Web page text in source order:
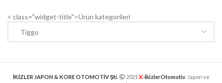
< class="widget-title">Ürün kategorileri
İKİZLER JAPON & KORE OTOMOTİV Şti. 2021 X-İkizlerOtomotiv. Japon ve